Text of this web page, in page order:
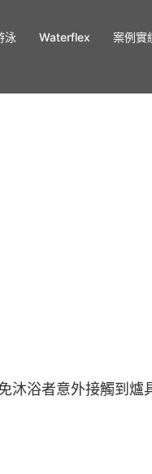
泳 Waterflex 案例實
沐浴者意外接觸到爐